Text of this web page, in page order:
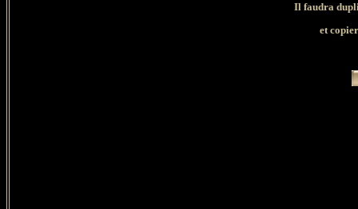
Il faudra
et